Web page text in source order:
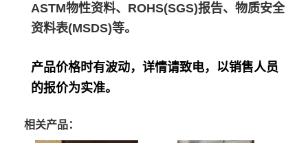
ASTM物性资料、ROHS(SGS)报告、物质安全
资料表(MSDS)等。
产品价格时有波动，详情请致电，以销售人员
的报价为实准。
相关产品：